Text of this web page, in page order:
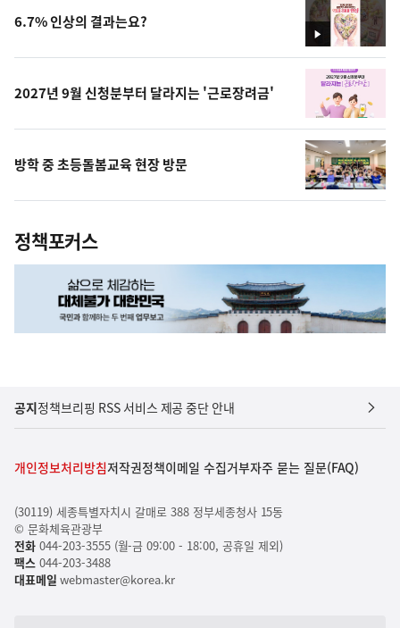
영
상
6.7% 인상의 결과는요?
2027년 9월 신청분부터 달라지는 '근로장려금'
방학 중 초등돌봄교육 현장 방문
정책포커스
공지정책브리핑 RSS 서비스 제공 중단 안내
개인정보처리방침저작권정책이메일 수집거부자주 묻는 질문(FAQ)
(30119) 세종특별자치시 갈매로 388 정부세종청사 15동
© 문화체육관광부
전화044-203-3555 (월-금 09:00 - 18:00, 공휴일 제외)
팩스044-203-3488
대표메일 webmaster@korea.kr